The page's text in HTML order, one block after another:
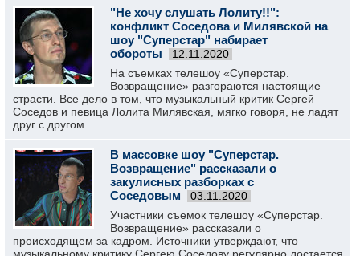
"Не хочу слушать Лолиту!!":
конфликт Соседова и Милявской на
шоу "Суперстар" набирает
обороты
12.11.2020
На съемках телешоу «Суперстар.
Возвращение» разгораются настоящие
страсти. Все дело в том, что музыкальный критик Сергей
Соседов и певица Лолита Милявская, мягко говоря, не ладят
друг с другом.
В массовке шоу "Суперстар.
Возвращение" рассказали о
закулисных разборках с
Соседовым
03.11.2020
Участники съемок телешоу «Суперстар.
Возвращение» рассказали о
происходящем за кадром. Источники утверждают, что